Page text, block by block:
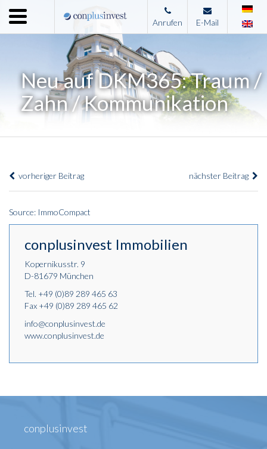
Menu
Home
Leistungen
Immobilienangebote
Kontakt
Anrufen E-Mail
Neu auf DKM365: Traum /
Zahn / Kommunikation
vorheriger Beitrag nächster Beitrag
Source: ImmoCompact
conplusinvest Immobilien
Kopernikusstr. 9
D-81679 München
Tel. +49 (0)89 289 465 63
Fax +49 (0)89 289 465 62
info@conplusinvest.de
www.conplusinvest.de
conplusinvest